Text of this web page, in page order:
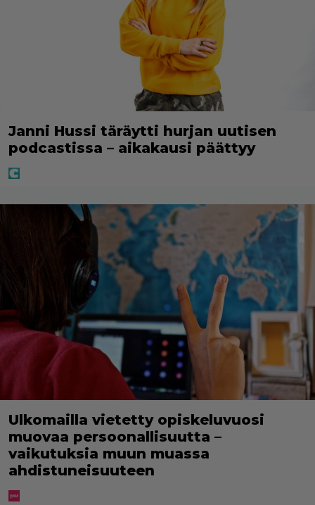
Janni Hussi täräytti hurjan uutisen
podcastissa – aikakausi päättyy
Ulkomailla vietetty opiskeluvuosi
muovaa persoonallisuutta –
vaikutuksia muun muassa
ahdistuneisuuteen